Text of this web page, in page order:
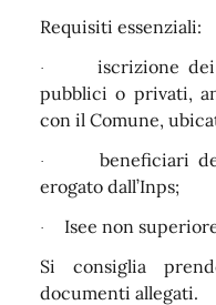
Requisiti essenziali:
·
iscrizione
pubblici o privati,
con il Comune,
·
beneficiari
erogato dall’Inps;
·
Isee non
Si consiglia
documenti allegati.